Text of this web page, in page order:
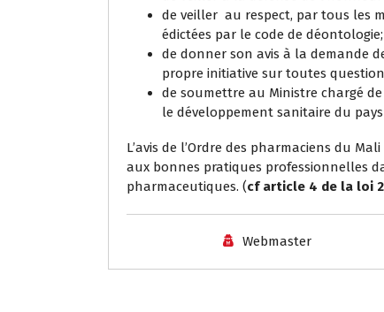
de veiller au respect, par tous les
édictées par le code de déontologie;
de donner son avis à la demande
propre initiative sur toutes
de soumettre au Ministre chargé
le développement sanitaire du
L’avis de l’Ordre des pharmaciens du
aux bonnes pratiques professionnelles
pharmaceutiques. (cf article 4 de la loi
Webmaster